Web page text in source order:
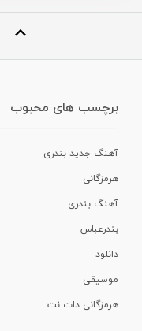
برچسب های محبوب
آهنگ جدید بندری
هرمزگانی
آهنگ بندری
بندرعباس
دانلود
موسیقی
هرمزگانی دات نت